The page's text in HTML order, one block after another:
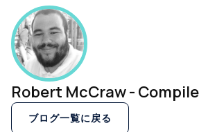
Robert McCraw -
ブログ一覧に戻る